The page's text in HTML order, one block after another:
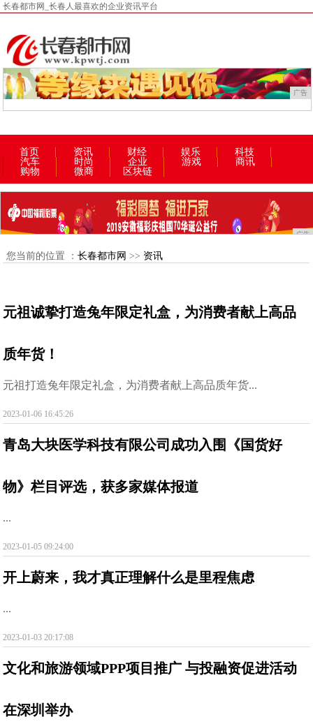
长春都市网_长春人最喜欢的企业资讯平台
广告
首页 资讯 财经 娱乐
科技
汽车
时尚 企业 游戏
商讯
购物
微商 区块链
广告
您当前的位置 ： 长春都市网 >> 资讯
元祖诚挚打造兔年限定礼盒，为消费者献上高品
质年货！
元祖打造兔年限定礼盒，为消费者献上高品质年货...
2023-01-06 16:45:26
青岛大块医学科技有限公司成功入围《国货好
物》栏目评选，获多家媒体报道
...
2023-01-05 09:24:00
开上蔚来，我才真正理解什么是里程焦虑
...
2023-01-03 20:17:08
文化和旅游领域PPP项目推广 与投融资促进活动
在深圳举办